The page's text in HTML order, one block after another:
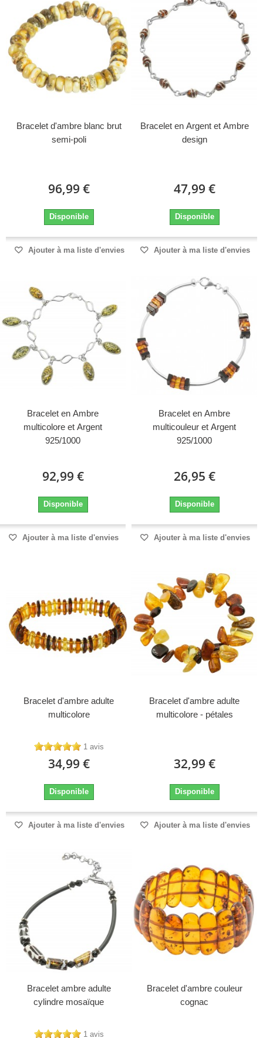
Bracelet d'ambre blanc brut
semi-poli
96,99 €
Disponible
Ajouter à ma liste d'envies
Bracelet en Argent et Ambre
design
47,99 €
Disponible
Ajouter à ma liste d'envies
Bracelet en Ambre
multicolore et Argent
925/1000
92,99 €
Disponible
Ajouter à ma liste d'envies
Bracelet en Ambre
multicouleur et Argent
925/1000
26,95 €
Disponible
Ajouter à ma liste d'envies
Bracelet d'ambre adulte
multicolore
1 avis
34,99 €
Disponible
Ajouter à ma liste d'envies
Bracelet d'ambre adulte
multicolore - pétales
32,99 €
Disponible
Ajouter à ma liste d'envies
Bracelet ambre adulte
cylindre mosaïque
1 avis
Bracelet d'ambre couleur
cognac